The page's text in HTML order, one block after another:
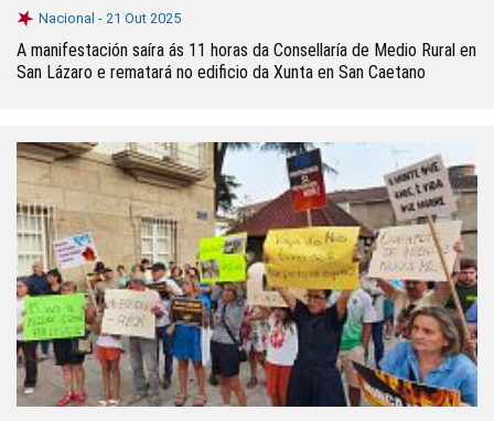
Nacional - 21 Out 2025
A manifestación saíra ás 11 horas da Consellaría de Medio Rural en
San Lázaro e rematará no edificio da Xunta en San Caetano